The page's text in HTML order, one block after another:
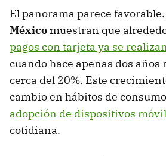
El panorama parece favorable.
México muestran que
pagos con tarjeta ya se
cuando hace apenas dos
cerca del 20%. Este
cambio en hábitos de
adopción de dispositivos
cotidiana.